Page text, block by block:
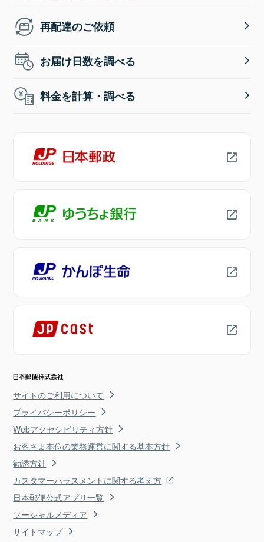
再配達のご依頼
お届け日数を調べる
料金を計算・調べる
サイトのご利用について
プライバシーポリシー
Webアクセシビリティ方針
お客さま本位の業務運営に関する基本方針
勧誘方針
カスタマーハラスメントに関する考え方
日本郵便公式アプリ一覧
ソーシャルメディア
サイトマップ